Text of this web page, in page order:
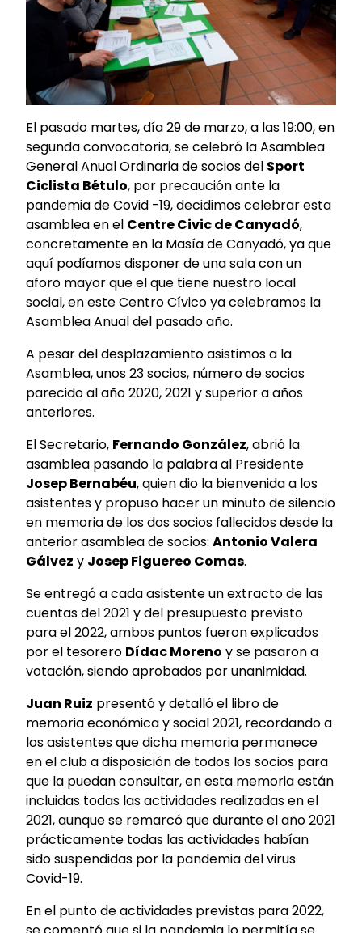
El pasado martes, día 29 de marzo, a las 19:00, en
segunda convocatoria, se celebró la Asamblea
General Anual Ordinaria de socios del Sport
Ciclista Bétulo, por precaución ante la
pandemia de Covid -19, decidimos celebrar esta
asamblea en el Centre Civic de Canyadó,
concretamente en la Masía de Canyadó, ya que
aquí podíamos disponer de una sala con un
aforo mayor que el que tiene nuestro local
social, en este Centro Cívico ya celebramos la
Asamblea Anual del pasado año.
A pesar del desplazamiento asistimos a la
Asamblea, unos 23 socios, número de socios
parecido al año 2020, 2021 y superior a años
anteriores.
El Secretario, Fernando González, abrió la
asamblea pasando la palabra al Presidente
Josep Bernabéu, quien dio la bienvenida a los
asistentes y propuso hacer un minuto de silencio
en memoria de los dos socios fallecidos desde la
anterior asamblea de socios: Antonio Valera
Gálvez y Josep Figuereo Comas.
Se entregó a cada asistente un extracto de las
cuentas del 2021 y del presupuesto previsto
para el 2022, ambos puntos fueron explicados
por el tesorero Dídac Moreno y se pasaron a
votación, siendo aprobados por unanimidad.
Juan Ruiz presentó y detalló el libro de
memoria económica y social 2021, recordando a
los asistentes que dicha memoria permanece
en el club a disposición de todos los socios para
que la puedan consultar, en esta memoria están
incluidas todas las actividades realizadas en el
2021, aunque se remarcó que durante el año 2021
prácticamente todas las actividades habían
sido suspendidas por la pandemia del virus
Covid-19.
En el punto de actividades previstas para 2022,